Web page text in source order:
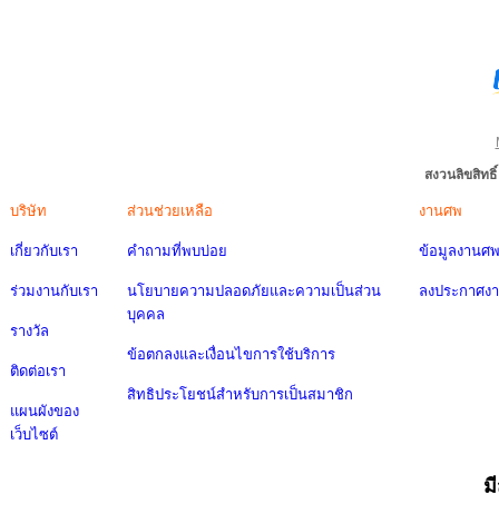
สงวนลิขสิท
บริษัท
เกี่ยวกับเรา
ร่วมงานกับเรา
รางวัล
ติดต่อเรา
แผนผังของ
เว็บไซต์
ส่วนช่วยเหลือ
คำถามที่พบบ่อย
นโยบายความปลอดภัยและความเป็นส่วน
บุคคล
ข้อตกลงและเงื่อนไขการใช้บริการ
สิทธิประโยชน์สำหรับการเป็นสมาชิก
งานศพ
ข้อมูลงานศพ
ลงประกาศง